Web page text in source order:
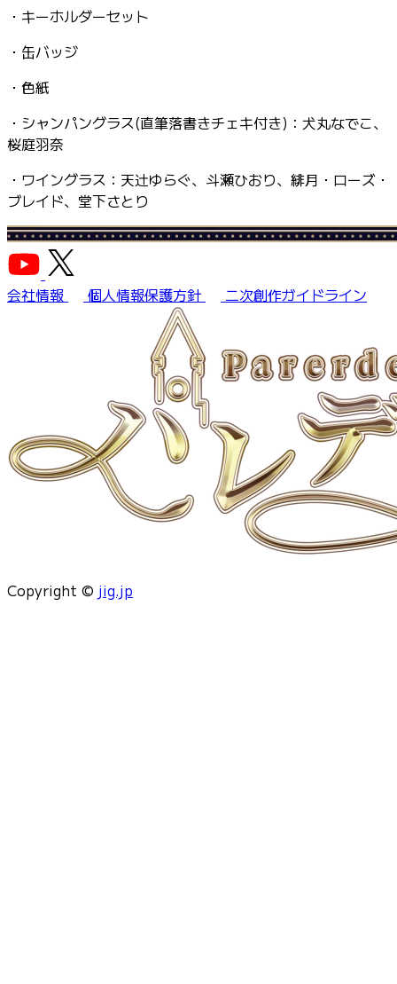
・キーホルダーセット
・缶バッジ
・色紙
・シャンパングラス(直筆落書きチェキ付き)：犬丸なでこ、
桜庭羽奈
・ワイングラス：天辻ゆらぐ、斗瀬ひおり、緋月・ローズ・
ブレイド、堂下さとり
会社情報 個人情報保護方針 二次創作ガイドライン
Copyright © jig.jp